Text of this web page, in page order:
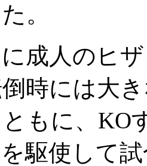
。
成人のヒ
時には大
もに、KO
駆使して